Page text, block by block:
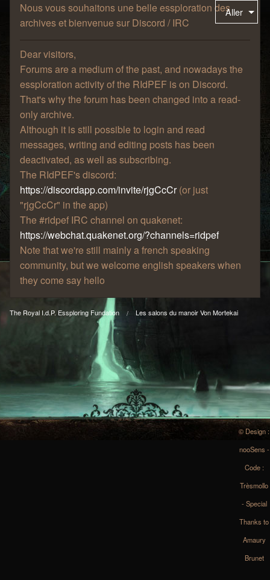
Nous vous souhaitons une belle essploration des
archives et bienvenue sur Discord / IRC
Dear visitors,
Forums are a medium of the past, and nowadays the
essploration activity of the RIdPEF is on Discord.
That's why the forum has been changed into a read-
only archive.
Although it is still possible to login and read
messages, writing and editing posts has been
deactivated, as well as subscribing.
The RIdPEF's discord:
https://discordapp.com/invite/rjgCcCr(or just
"rjgCcCr" in the app)
The #ridpef IRC channel on quakenet:
https://webchat.quakenet.org/?channels=ridpef
Note that we're still mainly a french speaking
community, but we welcome english speakers when
they come say hello
The Royal I.d.P. Essploring Fundation Les salons du manoir Von Mortekai
Aller
© Design :
nooSens -
Code :
Trèsmollo
- Special
Thanks to
Amaury
Brunet